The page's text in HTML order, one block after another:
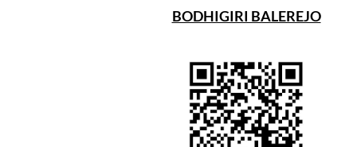
BODHIGIRI BALEREJO